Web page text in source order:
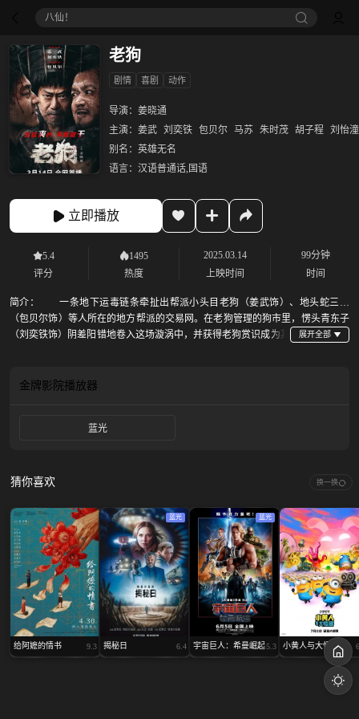
御廷谣‎
老狗
剧情 喜剧 动作
导演： 姜晓通
主演： 姜武 刘奕铁 包贝尔 马苏 朱时茂 胡子程 刘怡潼
别名： 英雄无名
语言： 汉语普通话,国语
立即播放
5.4
评分
1495
热度
2025.03.14
上映时间
99分钟
时间
简介：
一条地下运毒链条牵扯出帮派小头目老狗（姜武饰）、地头蛇三哥
（包贝尔饰）等人所在的地方帮派的交易网。在老狗管理的狗市里，愣头青东子
（刘奕铁饰）阴差阳错地卷入这场漩涡中，并获得老狗赏识成为其
面前，人性赌局的考验也让事态变得越来越扑朔迷离。
金牌影院播放器
蓝光
猜你喜欢 换一换
给阿嬷的情书 9.3
蓝光
揭秘日 6.4
蓝光
宇宙巨人：希曼崛起5.3 小黄人与大怪兽